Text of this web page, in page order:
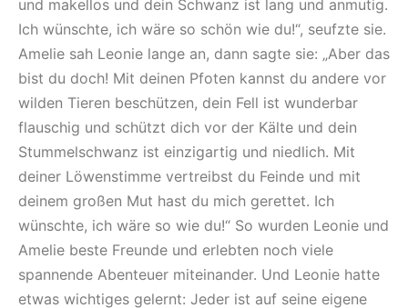
und makellos und dein Schwanz ist lang und anmutig.
Ich wünschte, ich wäre so schön wie du!“, seufzte sie.
Amelie sah Leonie lange an, dann sagte sie: „Aber das
bist du doch! Mit deinen Pfoten kannst du andere vor
wilden Tieren beschützen, dein Fell ist wunderbar
flauschig und schützt dich vor der Kälte und dein
Stummelschwanz ist einzigartig und niedlich. Mit
deiner Löwenstimme vertreibst du Feinde und mit
deinem großen Mut hast du mich gerettet. Ich
wünschte, ich wäre so wie du!“ So wurden Leonie und
Amelie beste Freunde und erlebten noch viele
spannende Abenteuer miteinander. Und Leonie hatte
etwas wichtiges gelernt: Jeder ist auf seine eigene